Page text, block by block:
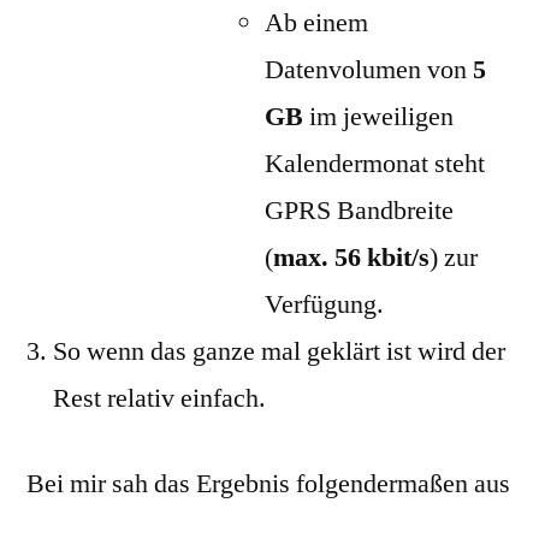
Ab einem
Datenvolumen von5
GB im jeweiligen
Kalendermonat steht
GPRS Bandbreite
(max. 56 kbit/s) zur
Verfügung.
So wenn das ganze mal geklärt ist wird der
Rest relativ einfach.
Bei mir sah das Ergebnis folgendermaßen aus